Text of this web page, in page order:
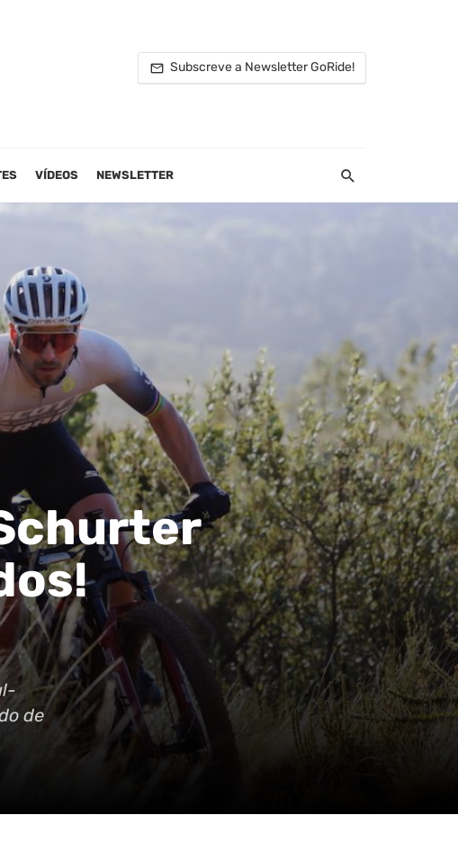
Subscreve a Newsletter GoRide!
VÍDEOS NEWSLETTER
de